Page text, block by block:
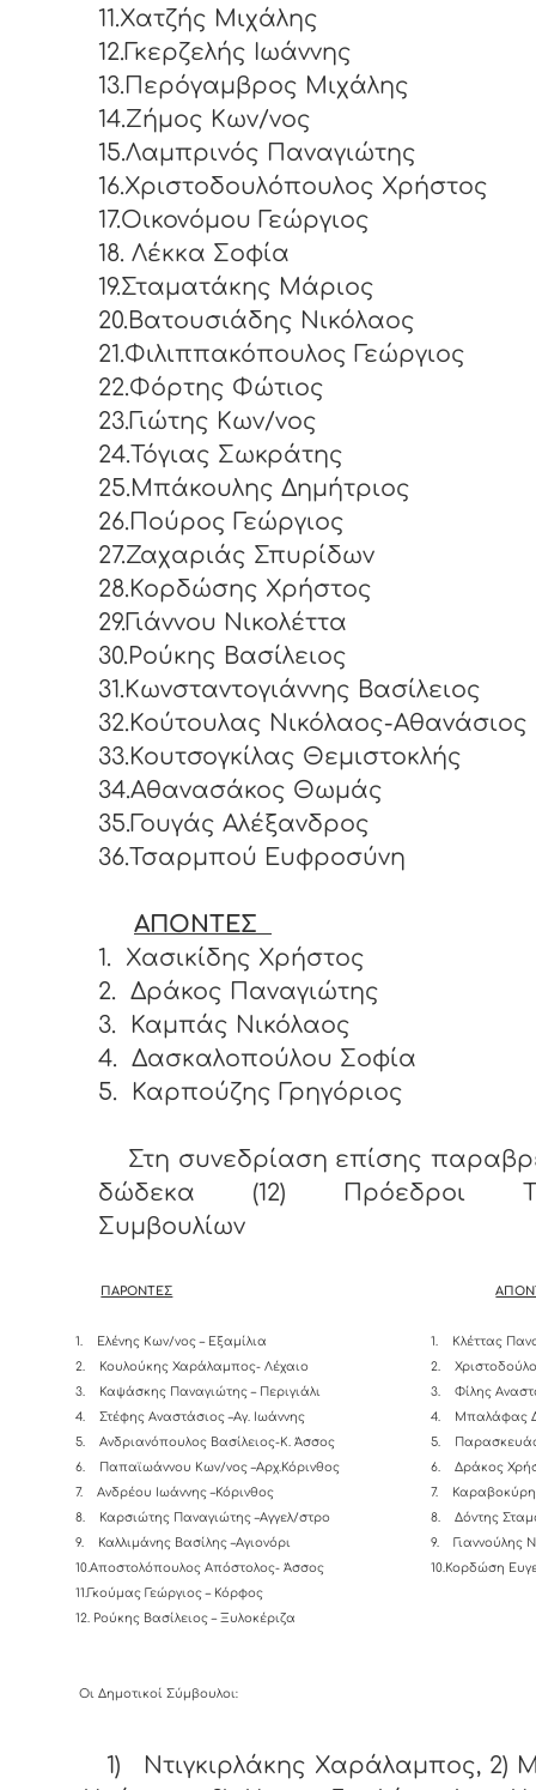
11.Χατζής Μιχάλης
12.Γκερζελής Ιωάννης
13.Περόγαμβρος Μιχάλης
14.Ζήμος Κων/νος
15.Λαμπρινός Παναγιώτης
16.Χριστοδουλόπουλος Χρήστος
17.Οικονόμου Γεώργιος
18. Λέκκα Σοφία
19.Σταματάκης Μάριος
20.Βατουσιάδης Νικόλαος
21.Φιλιππακόπουλος Γεώργιος
22.Φόρτης Φώτιος
23.Γιώτης Κων/νος
24.Τόγιας Σωκράτης
25.Μπάκουλης Δημήτριος
26.Πούρος Γεώργιος
27.Ζαχαριάς Σπυρίδων
28.Κορδώσης Χρήστος
29.Γιάννου Νικολέττα
30.Ρούκης Βασίλειος
31.Κωνσταντογιάννης Βασίλειος
32.Κούτουλας Νικόλαος-Αθανάσιος
33.Κουτσογκίλας Θεμιστοκλής
34.Αθανασάκος Θωμάς
35.Γουγάς Αλέξανδρος
36.Τσαρμπού Ευφροσύνη
ΑΠΟΝΤΕΣ
1.
Χασικίδης Χρήστος
2.
Δράκος Παναγιώτης
3.
Καμπάς Νικόλαος
4.
Δασκαλοπούλου Σοφία
5.
Καρπούζης Γρηγόριος
Στη συνεδρίαση επίσης
δώδεκα (12) Πρόεδροι
Συμβουλίων
ΠΑΡΟΝΤΕΣ
1.
Ελένης Κων/νος – Εξαμίλια
2.
Κουλούκης Χαράλαμπος- Λέχαιο
3.
Καψάσκης Παναγιώτης – Περιγιάλι
4.
Στέφης Αναστάσιος –Αγ. Ιωάννης
5.
Ανδριανόπουλος Βασίλειος-K. Άσσος
6.
Παπαϊωάννου Κων/νος –Αρχ.Κόρινθος
7.
Ανδρέου Ιωάννης –Κόρινθος
8.
Καρσιώτης Παναγιώτης –Αγγελ/στρο
9.
Καλλιμάνης Βασίλης –Αγιονόρι
10.Αποστολόπουλος Απόστολος- Άσσος
11.Γκούμας Γεώργιος – Κόρφος
12. Ρούκης Βασίλειος – Ξυλοκέριζα
Οι Δημοτικοί Σύμβουλοι:
1.
Κλέττας
2.
3.
Φίλης
4.
Μπαλάφας
5.
6.
Δράκος
7.
8.
Δόντης
9.
Γιαννούλης
10.Κορδώση
1)
Ντιγκιρλάκης Χαράλαμπος, 2)